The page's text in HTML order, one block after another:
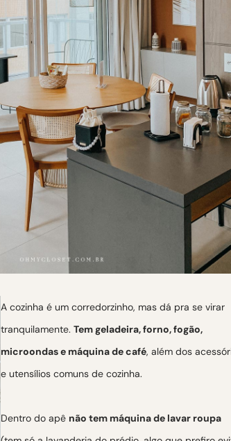
A cozinha é um corredorzinho, mas dá pra se virar
tranquilamente.Tem geladeira, forno, fogão,
microondas e máquina de café, além dos
e utensílios comuns de cozinha.
Dentro do apê não tem máquina de lavar roupa